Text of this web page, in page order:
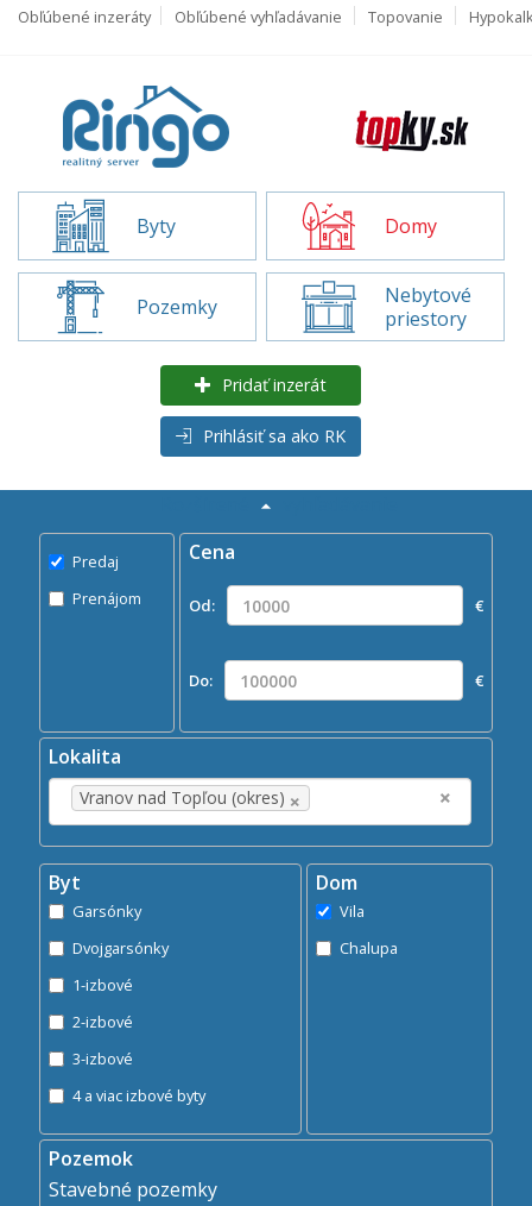
Obľúbené inzeráty Obľúbené vyhľadávanie Topovanie
Byty Domy
Pozemky
Nebytové
priestory
Pridať inzerát
Prihlásiť sa ako RK
×
Vranov nad Topľou (okres)
Hľadaj
Predaj
Prenájom
Cena
Od: €
Do: €
Lokalita
×
×
Vranov nad Topľou (okres)
Byt
Garsónky
Dvojgarsónky
1-izbové
2-izbové
3-izbové
4 a viac izbové byty
Dom
Vila
Chalupa
Pozemok
Stavebné pozemky